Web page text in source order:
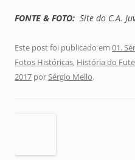
FONTE & FOTO: Site do C.A.
Este post foi publicado em 01.
Fotos Históricas, História do
2017 porSérgio Mello.